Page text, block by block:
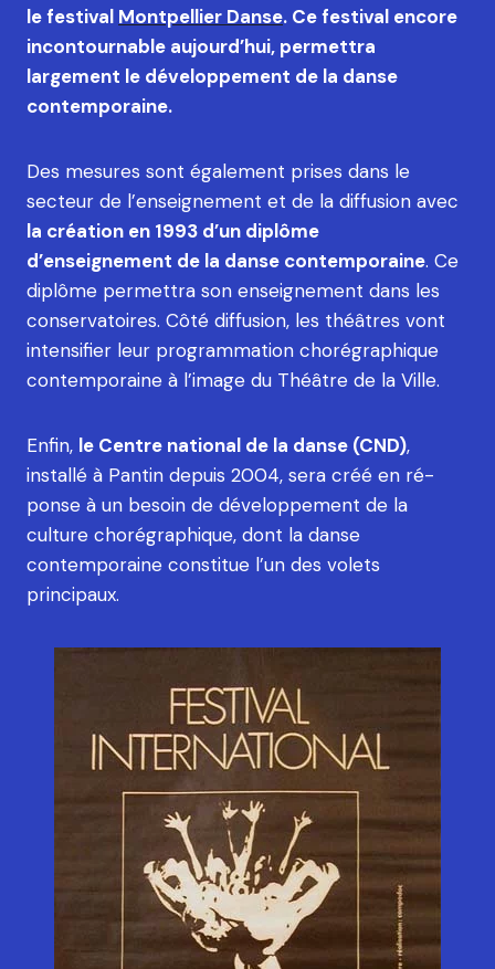
le festival Montpellier Danse. Ce festival encore
incontournable aujourd’hui, permettra
largement le développement de la danse
contemporaine.
Des mesures sont également prises dans le
secteur de l’enseignement et de la diffusion avec
la création en 1993 d’un diplôme
d’enseignement de la danse contemporaine. Ce
diplôme permettra son enseignement dans les
conservatoires. Côté diffusion, les théâtres vont
intensifier leur programmation chorégraphique
contemporaine à l’image du Théâtre de la Ville.
Enfin, le Centre national de la danse (CND),
installé à Pantin depuis 2004, sera créé en ré­
ponse à un besoin de développement de la
culture chorégraphique, dont la danse
contemporaine constitue l’un des volets
principaux.